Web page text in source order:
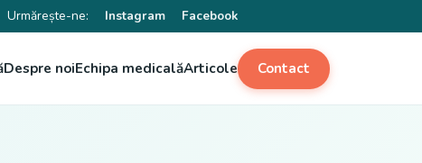
Urmărește-ne: Instagram Facebook
Despre noiEchipa medicalăArticole Contact